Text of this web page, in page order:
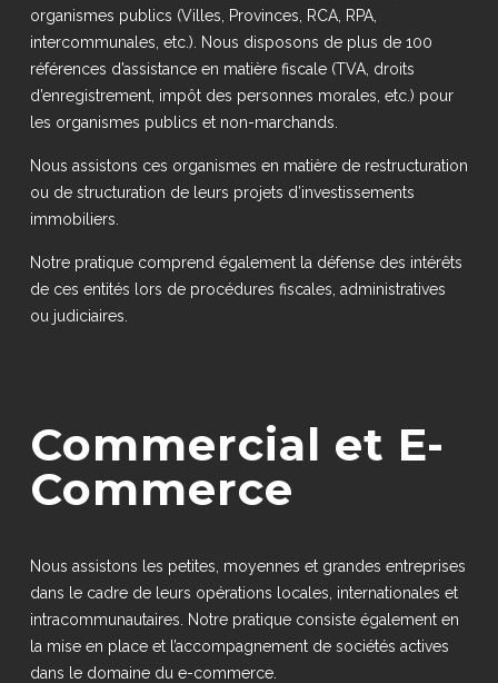
organismes publics (Villes, Provinces, RCA, RPA,
intercommunales, etc.). Nous disposons de plus de 100
références d’assistance en matière fiscale (TVA, droits
d’enregistrement, impôt des personnes morales, etc.) pour
les organismes publics et non-marchands.
Nous assistons ces organismes en matière de restructuration
ou de structuration de leurs projets d’investissements
immobiliers.
Notre pratique comprend également la défense des intérêts
de ces entités lors de procédures fiscales, administratives
ou judiciaires.
Commercial et E-
Commerce
Nous assistons les petites, moyennes et grandes entreprises
dans le cadre de leurs opérations locales, internationales et
intracommunautaires. Notre pratique consiste également en
la mise en place et l’accompagnement de sociétés actives
dans le domaine du e-commerce.